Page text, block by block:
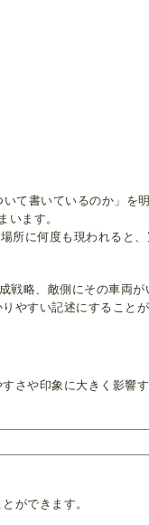
て書いているのか」を
います。
に何度も現われると、
略、敵側にその車両
やすい記述にすることが
さや印象に大きく影響
ができます。